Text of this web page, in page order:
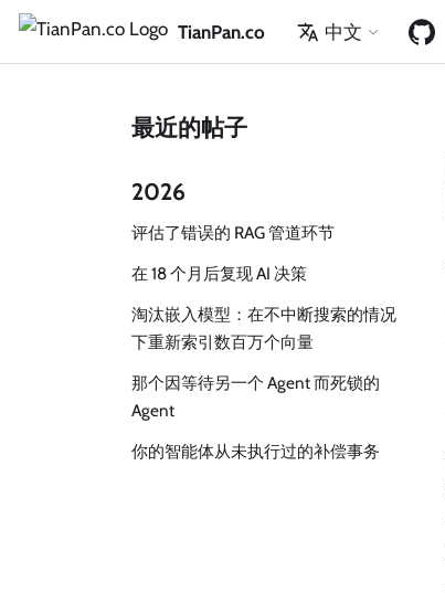
TianPan.co 中文
最近的帖子
2026
评估了错误的 RAG 管道环节
在 18 个月后复现 AI 决策
淘汰嵌入模型：在不中断搜索的情况
下重新索引数百万个向量
那个因等待另一个 Agent 而死锁的
Agent
你的智能体从未执行过的补偿事务